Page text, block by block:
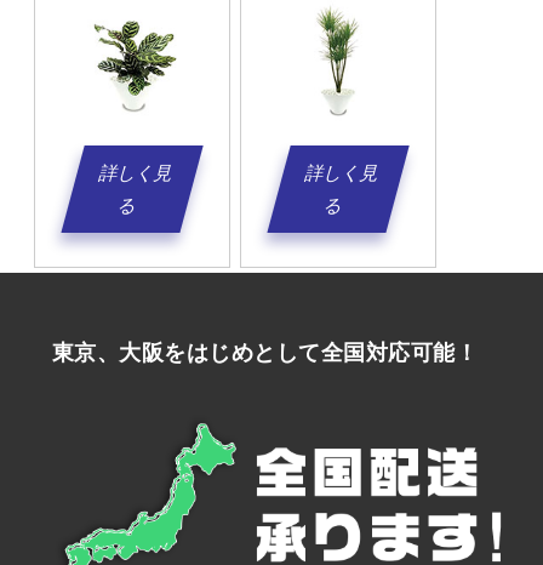
詳しく見
る
詳しく見
る
東京、大阪をはじめとして全国対応可能！